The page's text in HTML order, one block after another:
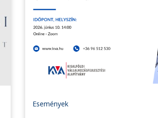
Események